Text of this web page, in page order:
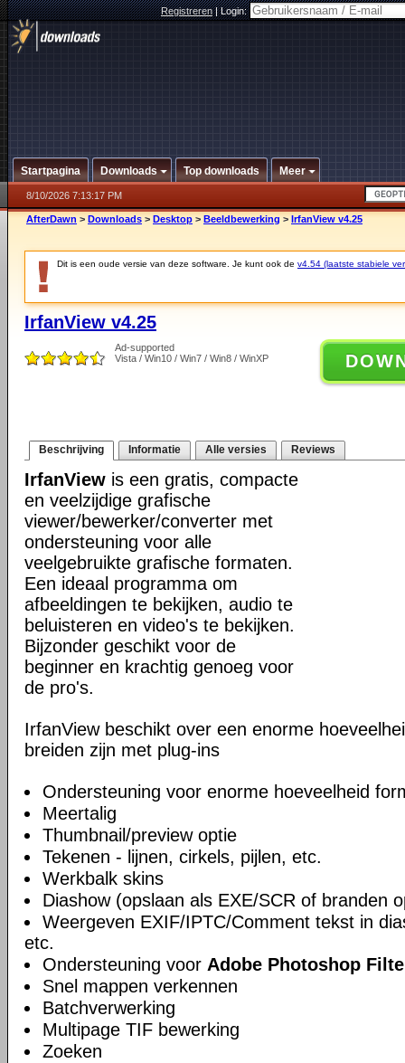
Registreren|Login:
Startpagina Downloads Top downloads Meer
8/10/2026 7:13:17 PM
AfterDawn > Downloads > Desktop > Beeldbewerking > IrfanView v4.25
Dit is een oude versie van deze software. Je kunt ook de v4.54 (laatste stabiele
IrfanView v4.25
Ad-supported
Vista / Win10 / Win7 / Win8 / WinXP
Beschrijving Informatie Alle versies Reviews
IrfanView is een gratis, compacte
en veelzijdige grafische
viewer/bewerker/converter met
ondersteuning voor alle
veelgebruikte grafische formaten.
Een ideaal programma om
afbeeldingen te bekijken, audio te
beluisteren en video's te bekijken.
Bijzonder geschikt voor de
beginner en krachtig genoeg voor
de pro's.
IrfanView beschikt over een enorme
breiden zijn met plug-ins
Ondersteuning voor enorme hoeveelheid
Meertalig
Thumbnail/preview optie
Tekenen - lijnen, cirkels, pijlen, etc.
Werkbalk skins
Diashow (opslaan als EXE/SCR of branden
Weergeven EXIF/IPTC/Comment tekst in
etc.
Ondersteuning voor Adobe Photoshop
Snel mappen verkennen
Batchverwerking
Multipage TIF bewerking
Zoeken